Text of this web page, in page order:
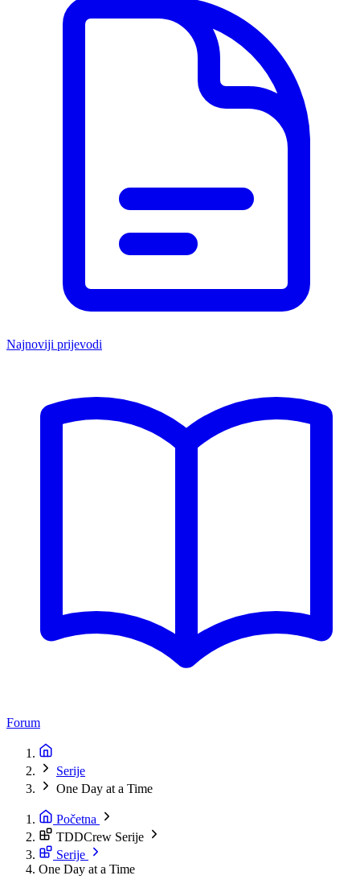
Najnoviji prijevodi
Forum
Serije
One Day at a Time
Početna
TDDCrew Serije
Serije
One Day at a Time